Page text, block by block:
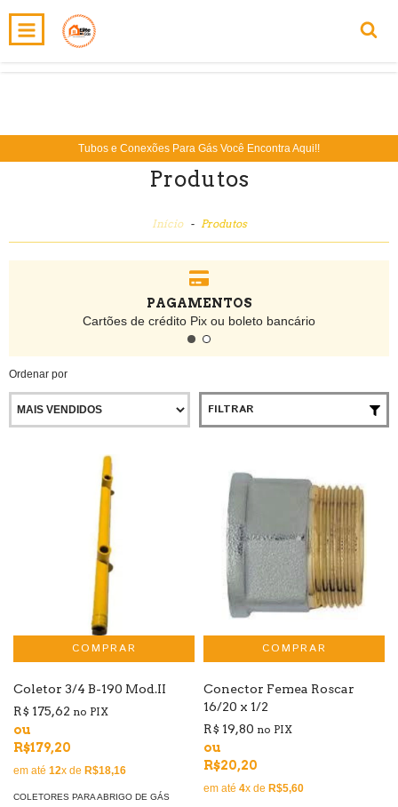
Tubos e Conexões Para Gás Você Encontra Aqui!!
Produtos
Início - Produtos
PAGAMENTOS
Cartões de crédito Pix ou boleto bancário
Ordenar por
FILTRAR
Coletor 3/4 B-190 Mod.II
R$ 175,62 no PIX
ou
R$179,20
em até 12x de R$18,16
COLETORES PARA ABRIGO DE GÁS
Conector Femea Roscar
16/20 x 1/2
R$ 19,80 no PIX
ou
R$20,20
em até 4x de R$5,60